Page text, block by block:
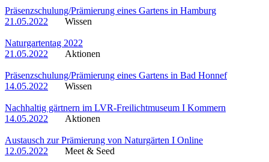
Präsenzschulung/Prämierung eines Gartens in Hamburg
21.05.2022
Wissen
Naturgartentag 2022
21.05.2022
Aktionen
Präsenzschulung/Prämierung eines Gartens in Bad Honnef
14.05.2022
Wissen
Nachhaltig gärtnern im LVR-Freilichtmuseum I Kommern
14.05.2022
Aktionen
Austausch zur Prämierung von Naturgärten I Online
12.05.2022
Meet & Seed